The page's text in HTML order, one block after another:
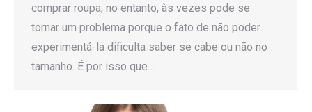
comprar roupa; no entanto, às vezes pode se
tornar um problema porque o fato de não poder
experimentá-la dificulta saber se cabe ou não no
tamanho. É por isso que…